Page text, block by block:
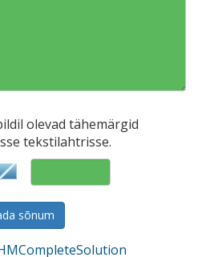
olevad tähemärgid
tekstilahtrisse.
sõnum